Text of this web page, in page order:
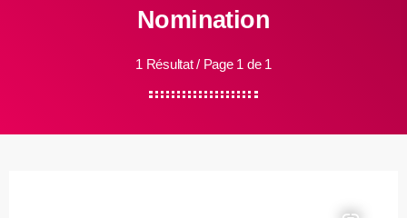
Nomination
1 Résultat / Page 1 de 1